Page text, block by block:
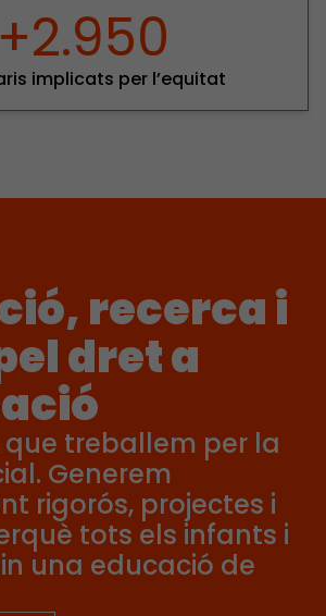
+2.950
implicats per l’equitat
recerca i
dret a
que treballem per la
Generem
rigorós, projectes i
tots els infants i
una educació de